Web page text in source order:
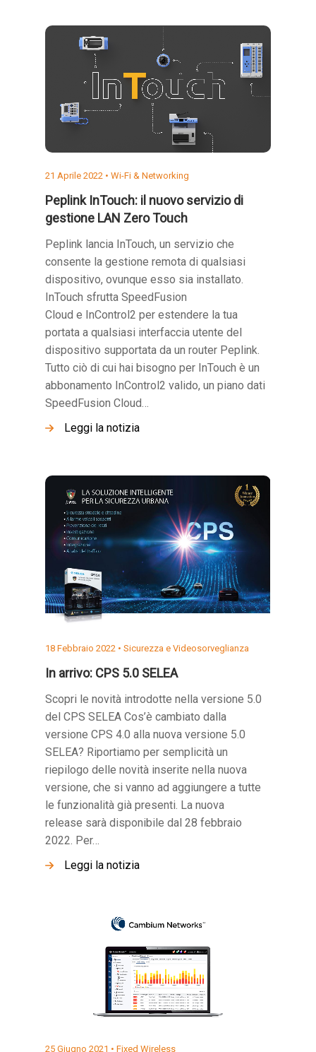
21 Aprile 2022 • Wi-Fi & Networking
Peplink InTouch: il nuovo servizio di
gestione LAN Zero Touch
Peplink lancia InTouch, un servizio che
consente la gestione remota di qualsiasi
dispositivo, ovunque esso sia installato.
InTouch sfrutta SpeedFusion
Cloud e InControl2 per estendere la tua
portata a qualsiasi interfaccia utente del
dispositivo supportata da un router Peplink.
Tutto ciò di cui hai bisogno per InTouch è un
abbonamento InControl2 valido, un piano dati
SpeedFusion Cloud…
Leggi la notizia
18 Febbraio 2022 • Sicurezza e Videosorveglianza
In arrivo: CPS 5.0 SELEA
Scopri le novità introdotte nella versione 5.0
del CPS SELEA Cos’è cambiato dalla
versione CPS 4.0 alla nuova versione 5.0
SELEA? Riportiamo per semplicità un
riepilogo delle novità inserite nella nuova
versione, che si vanno ad aggiungere a tutte
le funzionalità già presenti. La nuova
release sarà disponibile dal 28 febbraio
2022. Per…
Leggi la notizia
25 Giugno 2021 • Fixed Wireless